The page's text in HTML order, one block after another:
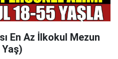
En Az İlkokul Mezun